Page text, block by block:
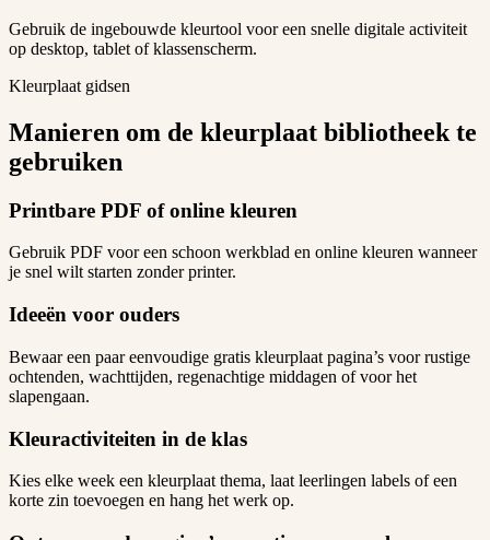
Gebruik de ingebouwde kleurtool voor een snelle digitale activiteit
op desktop, tablet of klassenscherm.
Kleurplaat gidsen
Manieren om de kleurplaat bibliotheek te
gebruiken
Printbare PDF of online kleuren
Gebruik PDF voor een schoon werkblad en online kleuren wanneer
je snel wilt starten zonder printer.
Ideeën voor ouders
Bewaar een paar eenvoudige gratis kleurplaat pagina’s voor rustige
ochtenden, wachttijden, regenachtige middagen of voor het
slapengaan.
Kleuractiviteiten in de klas
Kies elke week een kleurplaat thema, laat leerlingen labels of een
korte zin toevoegen en hang het werk op.